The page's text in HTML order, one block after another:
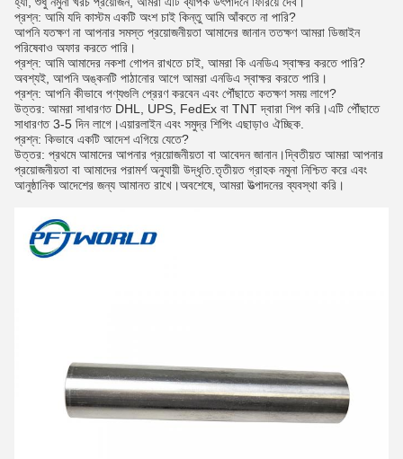
প্রশ্ন: আমি যদি কাস্টম একটি অংশ চাই কিন্তু আমি আঁকতে না পারি?
আপনি যতক্ষণ না আপনার সমস্ত প্রয়োজনীয়তা আমাদের জানান ততক্ষণ আমরা ডিজাইন
পরিষেবাও অফার করতে পারি।
প্রশ্ন: আমি আমাদের নকশা গোপন রাখতে চাই, আমরা কি এনডিএ স্বাক্ষর করতে পারি?
অবশ্যই, আপনি অঙ্কনটি পাঠানোর আগে আমরা এনডিএ স্বাক্ষর করতে পারি।
প্রশ্ন: আপনি কীভাবে পণ্যগুলি প্রেরণ করবেন এবং পৌঁছাতে কতক্ষণ সময় লাগে?
উত্তর: আমরা সাধারণত DHL, UPS, FedEx বা TNT দ্বারা শিপ করি।এটি পৌঁছাতে
সাধারণত 3-5 দিন লাগে।এয়ারলাইন এবং সমুদ্র শিপিং এছাড়াও ঐচ্ছিক.
প্রশ্ন: কিভাবে একটি আদেশ এগিয়ে যেতে?
উত্তর: প্রথমে আমাদের আপনার প্রয়োজনীয়তা বা আবেদন জানান।দ্বিতীয়ত আমরা আপনার
প্রয়োজনীয়তা বা আমাদের পরামর্শ অনুযায়ী উদ্ধৃতি.তৃতীয়ত গ্রাহক নমুনা নিশ্চিত করে এবং
আনুষ্ঠানিক আদেশের জন্য আমানত রাখে।অবশেষে, আমরা উত্পাদনের ব্যবস্থা করি।